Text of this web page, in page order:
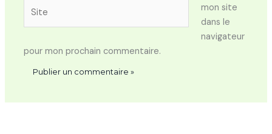
mon site
dans le
navigateur
pour mon prochain commentaire.